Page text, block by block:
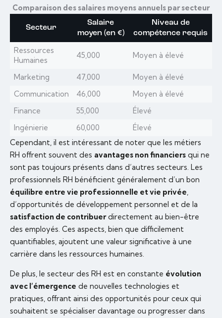
Comparaison des salaires moyens annuels par secteur
Secteur
Salaire
moyen (en €)
Niveau de
compétence requis
Ressources
Humaines
45,000 Moyen à élevé
Marketing 47,000
Moyen à élevé
Communication
46,000
Moyen à élevé
Finance
55,000
Élevé
Ingénierie
60,000
Élevé
Cependant, il est intéressant de noter que les métiers
RH offrent souvent des avantages non financiers qui ne
sont pas toujours présents dans d’autres secteurs. Les
professionnels RH bénéficient généralement d’un bon
équilibre entre vie professionnelle et vie privée,
d’opportunités de développement personnel et de la
satisfaction de contribuerdirectement au bien-être
des employés. Ces aspects, bien que difficilement
quantifiables, ajoutent une valeur significative à une
carrière dans les ressources humaines.
De plus, le secteur des RH est en constante évolution
avec l’émergence de nouvelles technologies et
pratiques, offrant ainsi des opportunités pour ceux qui
souhaitent se spécialiser davantage ou progresser dans